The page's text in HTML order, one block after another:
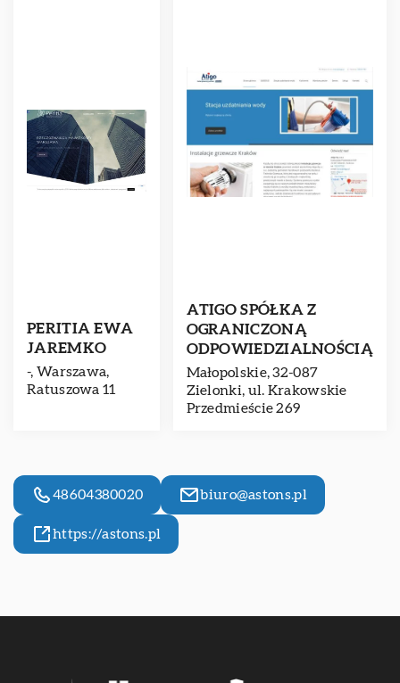
PERITIA EWA
JAREMKO
-, Warszawa,
Ratuszowa 11
ATIGO SPÓŁKA Z
OGRANICZONĄ
ODPOWIEDZIALNOŚCIĄ
Małopolskie, 32-087
Zielonki, ul. Krakowskie
Przedmieście 269
48604380020 biuro@astons.pl
https://astons.pl